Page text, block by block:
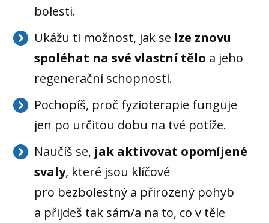
bolesti.
Ukážu ti možnost, jak se lze znovu
spoléhat na své vlastní tělo a jeho
regenerační schopnosti.
Pochopíš, proč fyzioterapie funguje
jen po určitou dobu na tvé potíže.
Naučíš se, jak aktivovat opomíjené
svaly, které jsou klíčové
pro bezbolestný a přirozený pohyb
a přijdeš tak sám/a na to, co v těle